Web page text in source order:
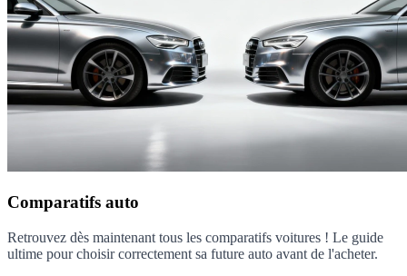
Comparatifs auto
Retrouvez dès maintenant tous les comparatifs voitures ! Le guide
ultime pour choisir correctement sa future auto avant de l'acheter.